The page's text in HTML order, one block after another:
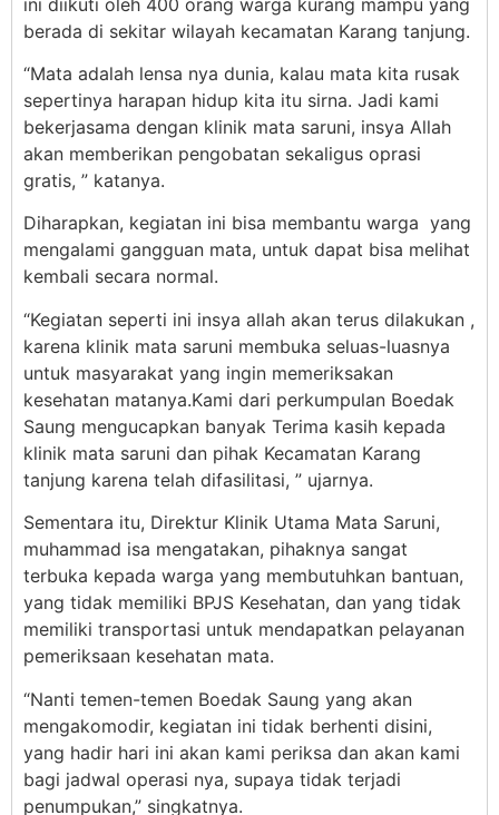
berada di sekitar wilayah kecamatan Karang tanjung.
“Mata adalah lensa nya dunia, kalau mata kita rusak
sepertinya harapan hidup kita itu sirna. Jadi kami
bekerjasama dengan klinik mata saruni, insya Allah
akan memberikan pengobatan sekaligus oprasi
gratis, ” katanya.
Diharapkan, kegiatan ini bisa membantu warga yang
mengalami gangguan mata, untuk dapat bisa melihat
kembali secara normal.
“Kegiatan seperti ini insya allah akan terus dilakukan ,
karena klinik mata saruni membuka seluas-luasnya
untuk masyarakat yang ingin memeriksakan
kesehatan matanya.Kami dari perkumpulan Boedak
Saung mengucapkan banyak Terima kasih kepada
klinik mata saruni dan pihak Kecamatan Karang
tanjung karena telah difasilitasi, ” ujarnya.
Sementara itu, Direktur Klinik Utama Mata Saruni,
muhammad isa mengatakan, pihaknya sangat
terbuka kepada warga yang membutuhkan bantuan,
yang tidak memiliki BPJS Kesehatan, dan yang tidak
memiliki transportasi untuk mendapatkan pelayanan
pemeriksaan kesehatan mata.
“Nanti temen-temen Boedak Saung yang akan
mengakomodir, kegiatan ini tidak berhenti disini,
yang hadir hari ini akan kami periksa dan akan kami
bagi jadwal operasi nya, supaya tidak terjadi
penumpukan,” singkatnya.